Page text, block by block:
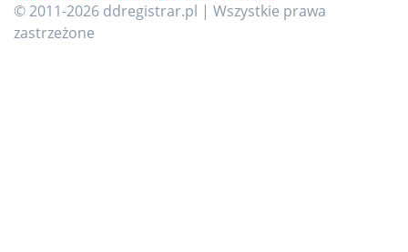
© 2011-2026 ddregistrar.pl | Wszystkie prawa
zastrzeżone